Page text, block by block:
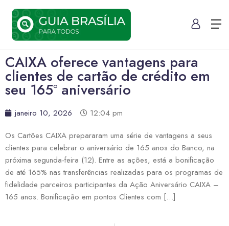
CAIXA oferece vantagens para
clientes de cartão de crédito em
seu 165° aniversário
janeiro 10, 2026
12:04 pm
Os Cartões CAIXA prepararam uma série de vantagens a seus
clientes para celebrar o aniversário de 165 anos do Banco, na
próxima segunda-feira (12). Entre as ações, está a bonificação
de até 165% nas transferências realizadas para os programas de
fidelidade parceiros participantes da Ação Aniversário CAIXA –
165 anos. Bonificação em pontos Clientes com […]